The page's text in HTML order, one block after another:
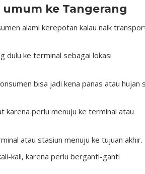
ke Tangerang
alami kerepotan kalau naik
dulu ke terminal sebagai lokasi
bisa jadi kena panas atau hujan
karena perlu menuju ke terminal atau
atau stasiun menuju ke tujuan akhir.
kali, karena perlu berganti-ganti